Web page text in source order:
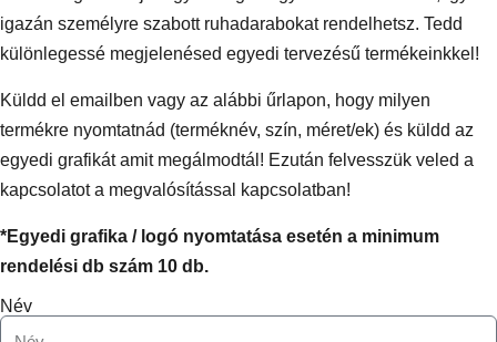
igazán személyre szabott ruhadarabokat rendelhetsz. Tedd
különlegessé megjelenésed egyedi tervezésű termékeinkkel!
Küldd el emailben vagy az alábbi űrlapon, hogy milyen
termékre nyomtatnád (terméknév, szín, méret/ek) és küldd az
egyedi grafikát amit megálmodtál! Ezután felvesszük veled a
kapcsolatot a megvalósítással kapcsolatban!
*Egyedi grafika / logó nyomtatása esetén a minimum
rendelési db szám 10 db.
Név